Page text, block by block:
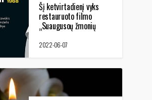
Šį ketvirtadienį vyks
restauruoto filmo
„Suaugusoų žmonių
žaidimai“ premjera
2022-06-07